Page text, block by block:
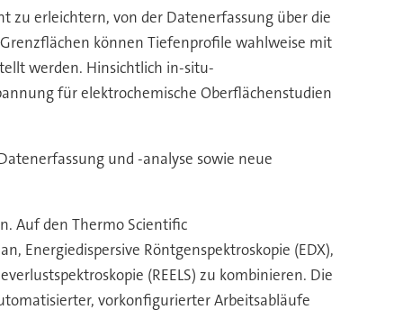
zu erleichtern, von der Datenerfassung über die
können Tiefenprofile wahlweise mit
werden. Hinsichtlich in-situ-
für elektrochemische Oberflächenstudien
und -analyse sowie neue
Auf den Thermo Scientific
Energiedispersive Röntgenspektroskopie (EDX),
(REELS) zu kombinieren. Die
vorkonfigurierter Arbeitsabläufe